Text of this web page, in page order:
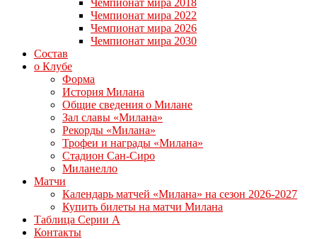
Чемпионат мира 2018
Чемпионат мира 2022
Чемпионат мира 2026
Чемпионат мира 2030
Состав
о Клубе
Форма
История Милана
Общие сведения о Милане
Зал славы «Милана»
Рекорды «Милана»
Трофеи и награды «Милана»
Стадион Сан-Сиро
Миланелло
Матчи
Календарь матчей «Милана» на сезон 2026-2027
Купить билеты на матчи Милана
Таблица Серии А
Контакты